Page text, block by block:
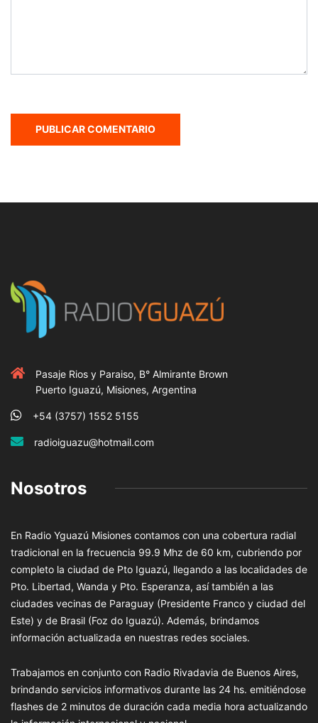
Pasaje Rios y Paraiso, B° Almirante Brown
Puerto Iguazú, Misiones, Argentina
+54 (3757) 1552 5155
radioiguazu@hotmail.com
Nosotros
En Radio Yguazú Misiones contamos con una cobertura radial
tradicional en la frecuencia 99.9 Mhz de 60 km, cubriendo por
completo la ciudad de Pto Iguazú, llegando a las localidades de
Pto. Libertad, Wanda y Pto. Esperanza, así también a las
ciudades vecinas de Paraguay (Presidente Franco y ciudad del
Este) y de Brasil (Foz do Iguazú). Además, brindamos
información actualizada en nuestras redes sociales.
Trabajamos en conjunto con Radio Rivadavia de Buenos Aires,
brindando servicios informativos durante las 24 hs. emitiéndose
flashes de 2 minutos de duración cada media hora actualizando